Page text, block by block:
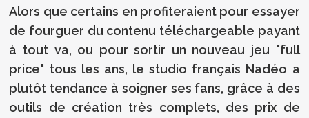
Alors que certains en profiteraient pour essayer
de fourguer du contenu téléchargeable payant
à tout va, ou pour sortir un nouveau jeu "full
price" tous les ans, le studio français Nadéo a
plutôt tendance à soigner ses fans, grâce à des
outils de création très complets, des prix de